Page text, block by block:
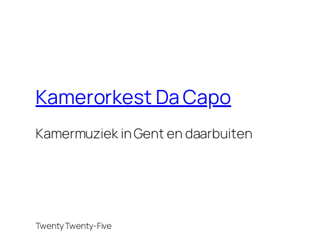
Kamerorkest Da Capo
Kamermuziek in Gent en daarbuiten
Twenty Twenty-Five